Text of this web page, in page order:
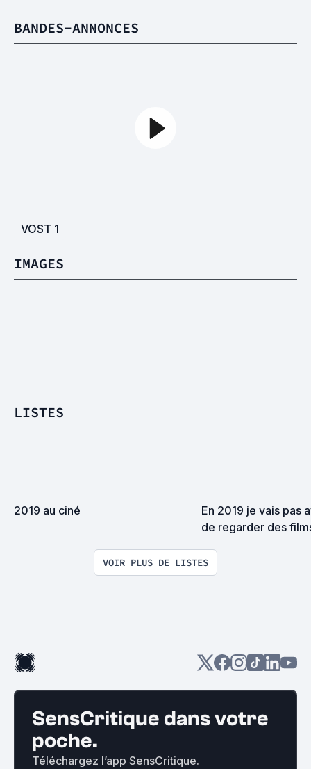
BANDES-ANNONCES
VOST 1
IMAGES
LISTES
2019 au ciné
En 2019 je vais pas
de regarder des
VOIR PLUS DE LISTES
SensCritique dans votre
poche.
Téléchargez l’app SensCritique.